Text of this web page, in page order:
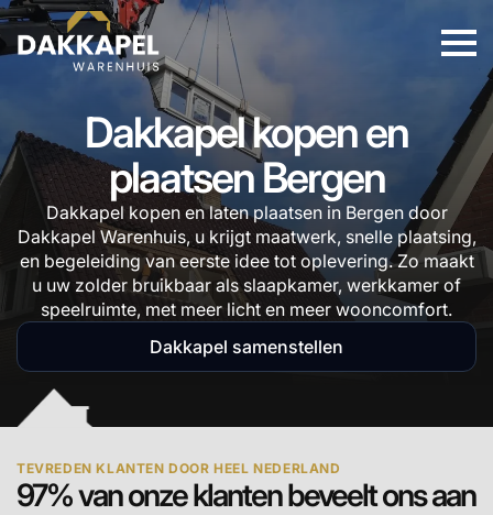
Dakkapel kopen en
plaatsen Bergen
Dakkapel kopen en laten plaatsen in Bergen door
Dakkapel Warenhuis, u krijgt maatwerk, snelle plaatsing,
en begeleiding van eerste idee tot oplevering. Zo maakt
u uw zolder bruikbaar als slaapkamer, werkkamer of
speelruimte, met meer licht en meer wooncomfort.
Dakkapel samenstellen
TEVREDEN KLANTEN DOOR HEEL NEDERLAND
97% van onze klanten beveelt ons aan